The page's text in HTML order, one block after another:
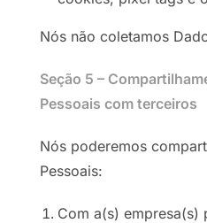
Nós não coletamos
Seção 5 –
Pessoais com terceiros
Nós poderemos
Pessoais:
Com a(s) empresa(s)